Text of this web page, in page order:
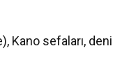
Kano sefaları,